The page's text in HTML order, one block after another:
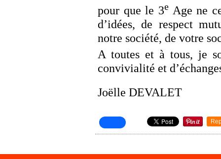
pour que le 3e Age ne
d’idées, de respect
notre société, de votre
A toutes et à tous, je
convivialité et
Joëlle DEVALET